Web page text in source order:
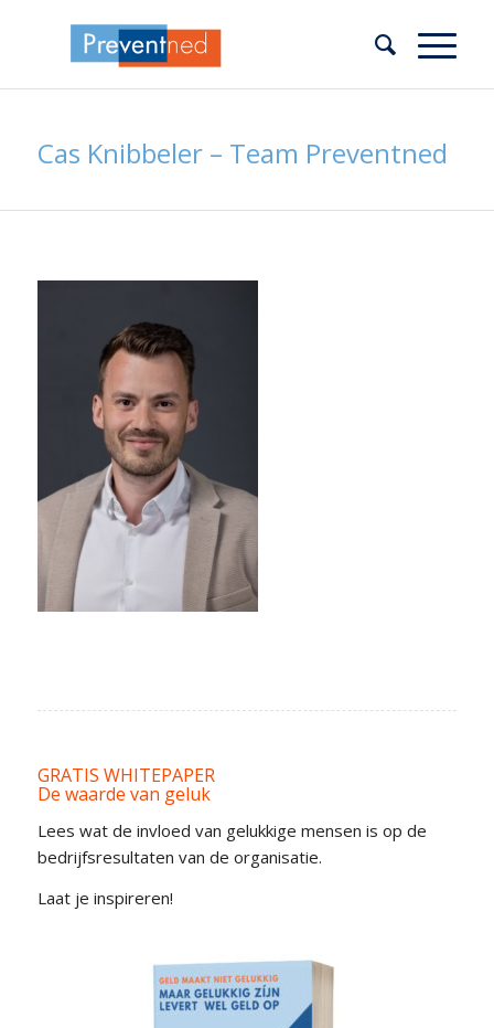
Cas Knibbeler – Team Preventned
GRATIS WHITEPAPER
De waarde van geluk
Lees wat de invloed van gelukkige mensen is op de
bedrijfsresultaten van de organisatie.
Laat je inspireren!